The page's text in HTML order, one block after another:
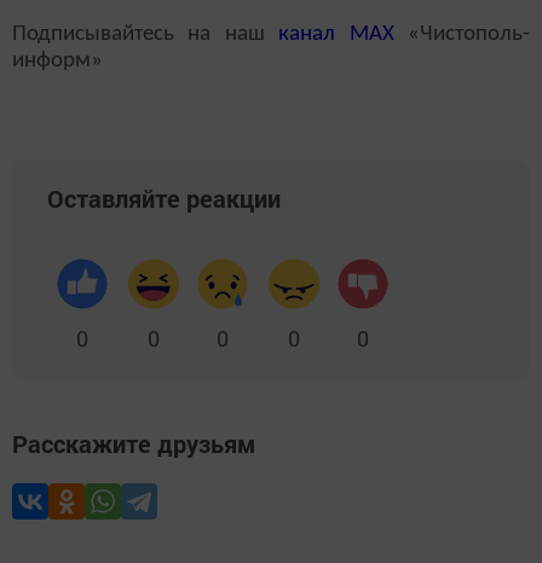
Подписывайтесь на наш канал MAX«Чистополь-
информ»
Оставляйте реакции
0 0 0 0 0
Расскажите друзьям